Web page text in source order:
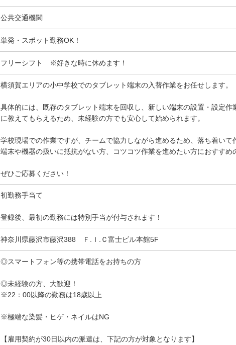
公共交通機関
単発・スポット勤務OK！
フリーシフト ※好きな時に休めます！
横須賀エリアの小中学校でのタブレット端末の入替作業をお任せします。
具体的には、既存のタブレット端末を回収し、新しい端末の設置・設定
に教えてもらえるため、未経験の方でも安心して始められます。
学校現場での作業ですが、チームで協力しながら進めるため、落ち着い
端末や機器の扱いに抵抗がない方、コツコツ作業を進めたい方におすすめ
ぜひご応募ください！
初勤務手当て
登録後、最初の勤務には特別手当が付与されます！
神奈川県藤沢市藤沢388 Ｆ.Ｉ.Ｃ富士ビル本館5F
◎スマートフォン等の携帯電話をお持ちの方
◎未経験の方、大歓迎！
※22：00以降の勤務は18歳以上
※極端な染髪・ヒゲ・ネイルはNG
【雇用契約が30日以内の派遣は、下記の方が対象となります】